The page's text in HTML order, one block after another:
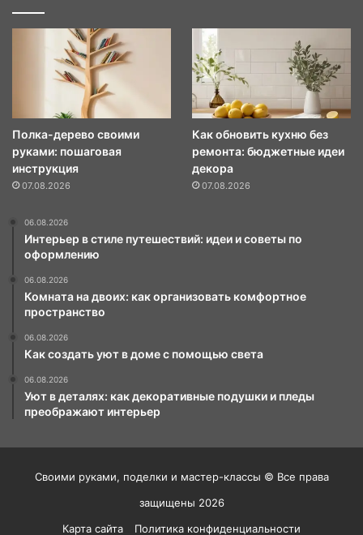
Полка-дерево своими
руками: пошаговая
инструкция
07.08.2026
Как обновить кухню без
ремонта: бюджетные идеи
декора
07.08.2026
06.08.2026
Интерьер в стиле путешествий: идеи и советы по
оформлению
06.08.2026
Комната на двоих: как организовать комфортное
пространство
06.08.2026
Как создать уют в доме с помощью света
06.08.2026
Уют в деталях: как декоративные подушки и пледы
преображают интерьер
Своими руками, поделки и мастер-классы © Все права
защищены 2026
Карта сайта
Политика конфиденциальности